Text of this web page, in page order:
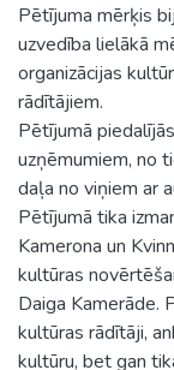
Pētījuma mērķis
uzvedība lielākā
organizācijas
rādītājiem.
Pētījumā
uzņēmumiem, no
daļa no viņiem ar
Pētījumā tika
Kamerona un
kultūras
Daiga Kamerāde.
kultūras rādītāji,
kultūru, bet gan